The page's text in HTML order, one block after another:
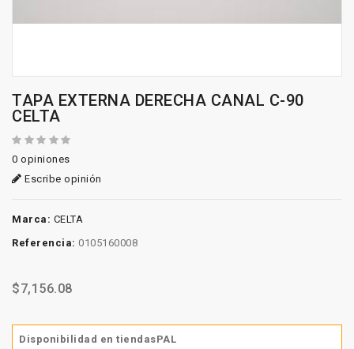
TAPA EXTERNA DERECHA CANAL C-90
CELTA
0 opiniones
Escribe opinión
Marca: CELTA
Referencia: 0105160008
$7,156.08
Disponibilidad en tiendasPAL